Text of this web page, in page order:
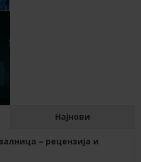
Најнови
– рецензија и